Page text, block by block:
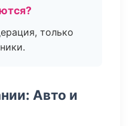
только
Авто и